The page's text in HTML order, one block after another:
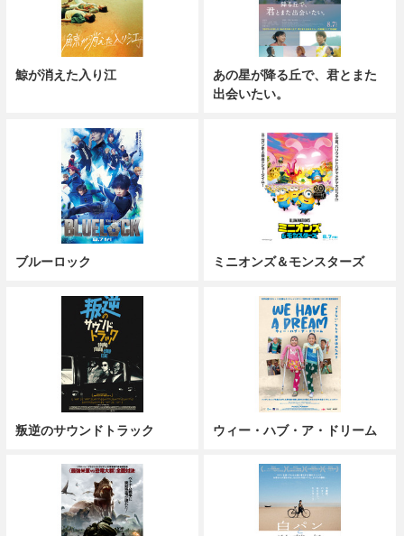
鯨が消えた入り江
あの星が降る丘で、君とまた
出会いたい。
ブルーロック ミニオンズ＆モンスターズ
叛逆のサウンドトラック ウィー・ハブ・ア・ドリーム